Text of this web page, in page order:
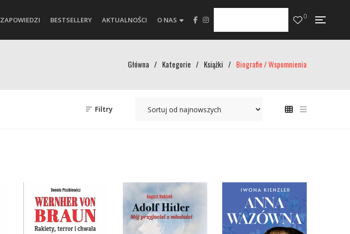
ZAPOWIEDZI BESTSELLERY AKTUALNOŚCI O NAS 0
Główna / Kategorie / Książki / Biografie / Wspomnienia
Filtry